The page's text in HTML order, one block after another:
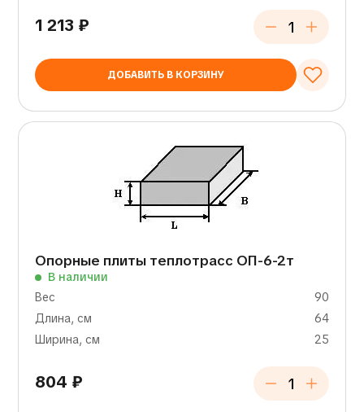
1 213 ₽
ДОБАВИТЬ В КОРЗИНУ
Опорные плиты теплотрасс ОП-6-2т
В наличии
Вес
90
Длина, см
64
Ширина, см
25
804 ₽